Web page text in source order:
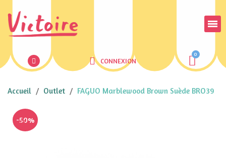
CONNEXION
Accueil Outlet FAGUO Marblewood Brown Suède BRO39
-50%